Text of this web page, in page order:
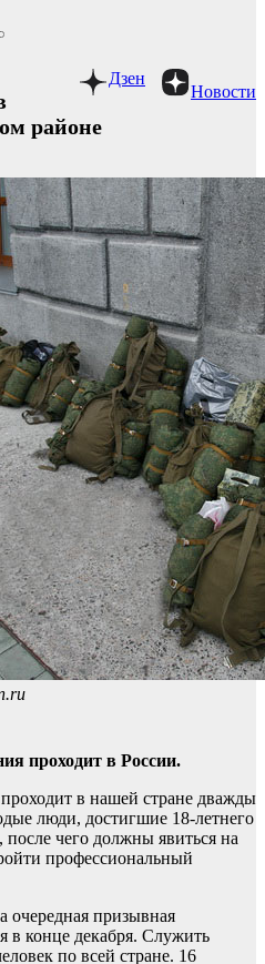
Новости
Дзен
районе
проходит в России.
в нашей стране дважды
люди, достигшие 18-летнего
после чего должны явиться на
профессиональный
очередная призывная
в конце декабря. Служить
по всей стране. 16